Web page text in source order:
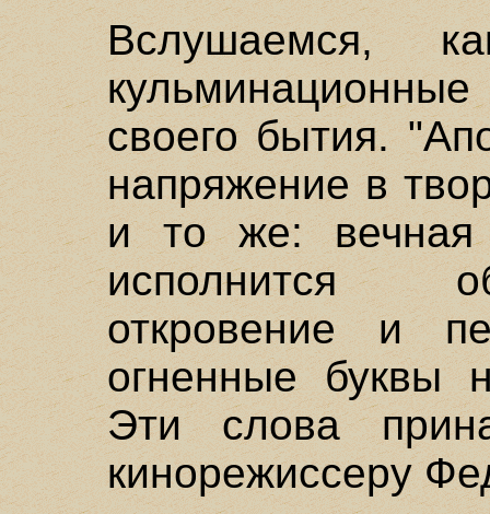
Вслушаемся,
своего бытия.
напряжение в
и то же: вечная
исполнится
откровение и
огненные буквы
Эти слова
кинорежиссеру